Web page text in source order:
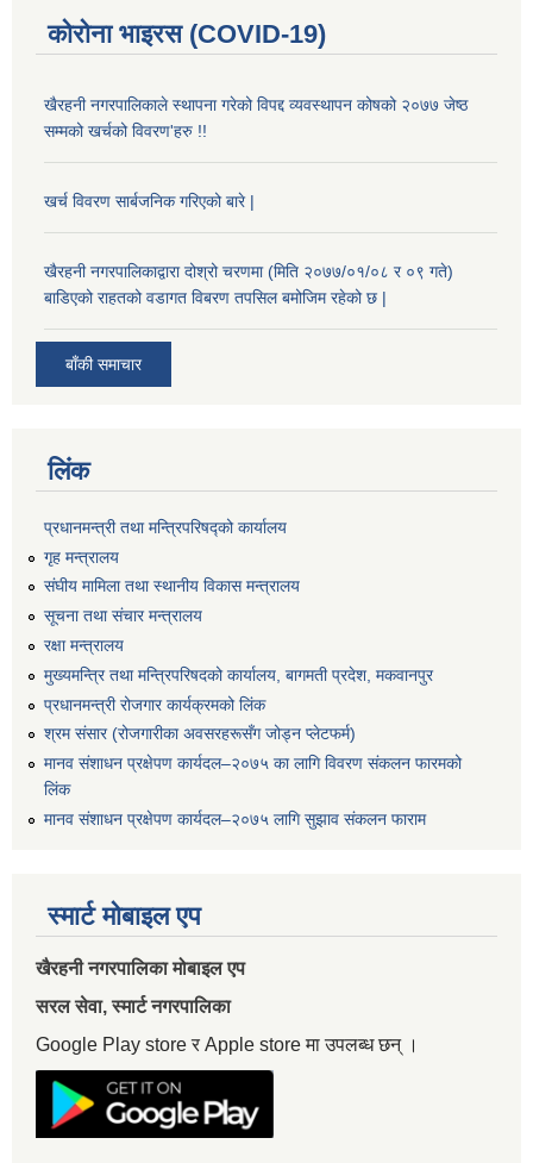
कोरोना भाइरस (COVID-19)
खैरहनी नगरपालिकाले स्थापना गरेको विपद्द व्यवस्थापन कोषको २०७७ जेष्ठ
सम्मको खर्चको विवरण'हरु !!
खर्च विवरण सार्बजनिक गरिएको बारे |
खैरहनी नगरपालिकाद्वारा दोश्रो चरणमा (मिति २०७७/०१/०८ र ०९ गते)
बाडिएको राहतको वडागत विबरण तपसिल बमोजिम रहेको छ |
बाँकी समाचार
लिंक
प्रधानमन्त्री तथा मन्त्रिपरिषद्को कार्यालय
गृह मन्त्रालय
संघीय मामिला तथा स्थानीय विकास मन्त्रालय
सूचना तथा संचार मन्त्रालय
रक्षा मन्त्रालय
मुख्यमन्त्रि तथा मन्त्रिपरिषदको कार्यालय, बागमती प्रदेश, मकवानपुर
प्रधानमन्त्री रोजगार कार्यक्रमको लिंक
श्रम संसार (रोजगारीका अवसरहरूसँग जोड्न प्लेटफर्म)
मानव संशाधन प्रक्षेपण कार्यदल–२०७५ का लागि विवरण संकलन फारमको
लिंक
मानव संशाधन प्रक्षेपण कार्यदल–२०७५ लागि सुझाव संकलन फाराम
स्मार्ट मोबाइल एप
खैरहनी नगरपालिका मोबाइल एप
सरल सेवा, स्मार्ट नगरपालिका
Google Play store र Apple store मा उपलब्ध छन् ।